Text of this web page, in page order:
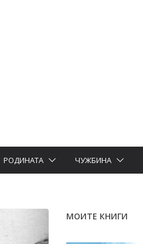
РОДИНАТА ЧУЖБИНА
МОИТЕ КНИГИ